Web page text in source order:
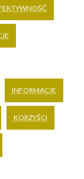
INFORMACJE
KORZYŚCI